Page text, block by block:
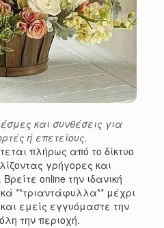
και συνθέσεις για
ή επετείους.
πλήρως από το δίκτυο
γρήγορες και
online την ιδανική
**τριαντάφυλλα** μέχρι
εμείς εγγυόμαστε την
την περιοχή.